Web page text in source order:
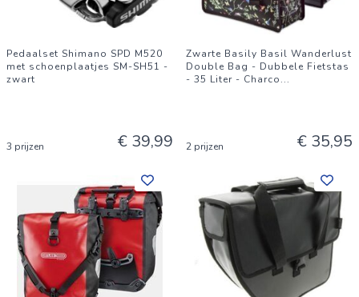
Pedaalset Shimano SPD M520
met schoenplaatjes SM-SH51 -
zwart
3 prijzen € 39,99
Zwarte Basily Basil Wanderlust
Double Bag - Dubbele Fietstas
- 35 Liter - Charco...
2 prijzen € 35,95